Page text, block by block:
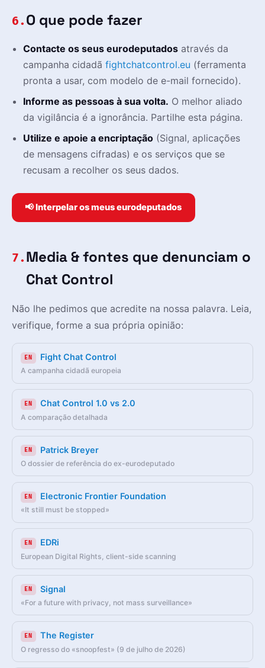
6. O que pode fazer
Contacte os seus eurodeputados através da
campanha cidadãfightchatcontrol.eu (ferramenta
pronta a usar, com modelo de e-mail fornecido).
Informe as pessoas à sua volta. O melhor aliado
da vigilância é a ignorância. Partilhe esta página.
Utilize e apoie a encriptação (Signal, aplicações
de mensagens cifradas) e os serviços que se
recusam a recolher os seus dados.
📢 Interpelar os meus eurodeputados
7. Media & fontes que denunciam o
Chat Control
Não lhe pedimos que acredite na nossa palavra. Leia,
verifique, forme a sua própria opinião:
EN Fight Chat Control
A campanha cidadã europeia
EN Chat Control 1.0 vs 2.0
A comparação detalhada
EN Patrick Breyer
O dossier de referência do ex-eurodeputado
EN Electronic Frontier Foundation
«It still must be stopped»
EN EDRi
European Digital Rights, client-side scanning
EN Signal
«For a future with privacy, not mass surveillance»
EN The Register
O regresso do «snoopfest» (9 de julho de 2026)